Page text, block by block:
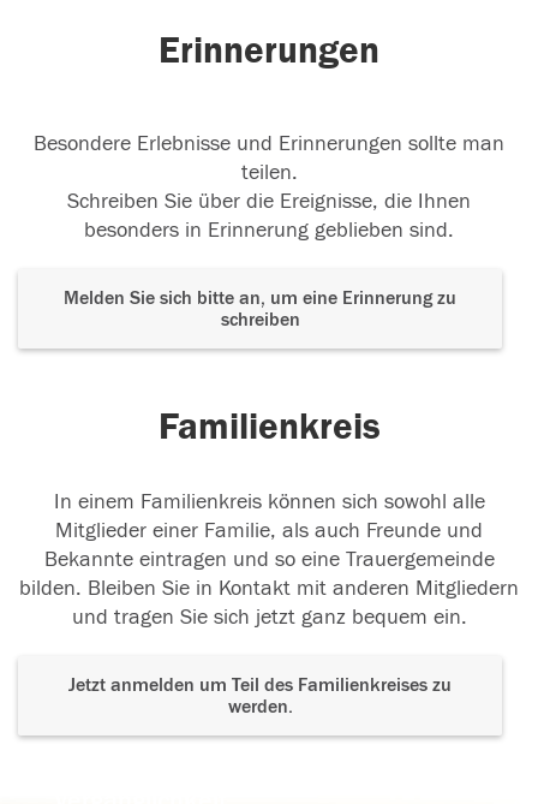
Erinnerungen
Besondere Erlebnisse und Erinnerungen sollte man
teilen.
Schreiben Sie über die Ereignisse, die Ihnen
besonders in Erinnerung geblieben sind.
Melden Sie sich bitte an, um eine Erinnerung zu
schreiben
Familienkreis
In einem Familienkreis können sich sowohl alle
Mitglieder einer Familie, als auch Freunde und
Bekannte eintragen und so eine Trauergemeinde
bilden. Bleiben Sie in Kontakt mit anderen Mitgliedern
und tragen Sie sich jetzt ganz bequem ein.
Jetzt anmelden um Teil des Familienkreises zu
werden.